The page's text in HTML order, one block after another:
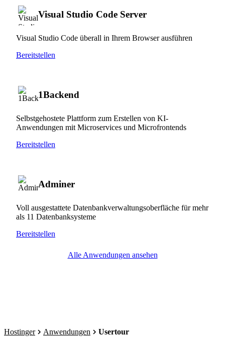
Visual Studio Code Server
Visual Studio Code überall in Ihrem Browser ausführen
Bereitstellen
1Backend
Selbstgehostete Plattform zum Erstellen von KI-
Anwendungen mit Microservices und Microfrontends
Bereitstellen
Adminer
Voll ausgestattete Datenbankverwaltungsoberfläche für mehr
als 11 Datenbanksysteme
Bereitstellen
Alle Anwendungen ansehen
Hostinger Anwendungen Usertour